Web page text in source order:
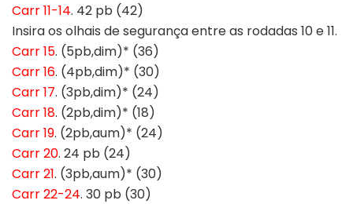
Carr 11-14. 42 pb (42)
Insira os olhais de segurança entre as rodadas 10 e 11.
Carr 15. (5pb,dim)* (36)
Carr 16. (4pb,dim)* (30)
Carr 17. (3pb,dim)* (24)
Carr 18. (2pb,dim)* (18)
Carr 19. (2pb,aum)* (24)
Carr 20. 24 pb (24)
Carr 21. (3pb,aum)* (30)
Carr 22-24. 30 pb (30)